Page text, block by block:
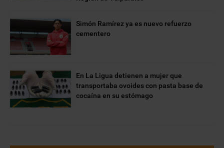
Simón Ramírez ya es nuevo refuerzo
cementero
En La Ligua detienen a mujer que
transportaba ovoides con pasta base de
cocaína en su estómago